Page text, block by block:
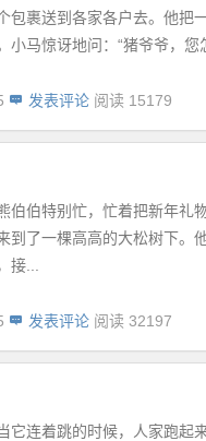
包裹送到各家各户去。他把
小马惊讶地问：“猪爷爷，您
发表评论 阅读 15179
伯伯特别忙，忙着把新年礼
到了一棵高高的大松树下。
接...
发表评论 阅读 32197
它连着跳的时候，人家跑起